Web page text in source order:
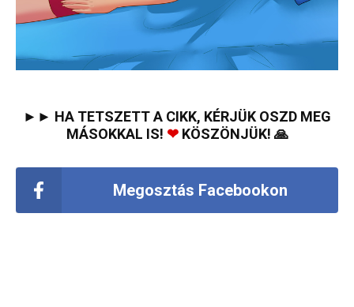
►► HA TETSZETT A CIKK, KÉRJÜK OSZD MEG
MÁSOKKAL IS! ❤KÖSZÖNJÜK! 🙏
Megosztás Facebookon